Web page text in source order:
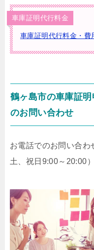
車庫証明代行料金
車庫証明代行料金・費
鶴ヶ島市の車庫証
のお問い合わせ
お電話でのお問い合わ
土、祝日9:00～20:00）